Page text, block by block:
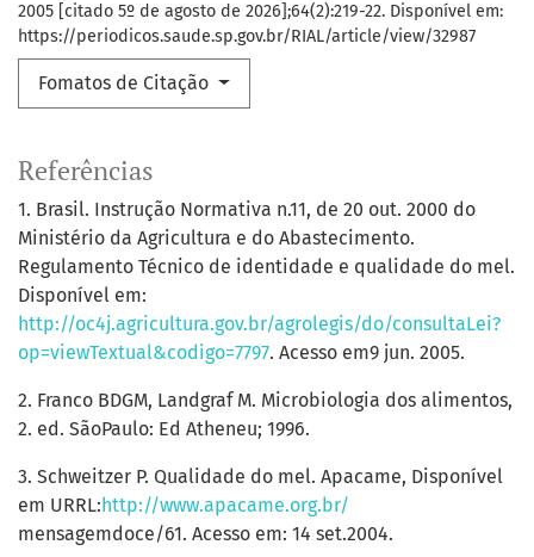
2005 [citado 5º de agosto de 2026];64(2):219-22. Disponível em:
https://periodicos.saude.sp.gov.br/RIAL/article/view/32987
Fomatos de Citação
Referências
1. Brasil. Instrução Normativa n.11, de 20 out. 2000 do
Ministério da Agricultura e do Abastecimento.
Regulamento Técnico de identidade e qualidade do mel.
Disponível em:
http://oc4j.agricultura.gov.br/agrolegis/do/consultaLei?
op=viewTextual&codigo=7797. Acesso em9 jun. 2005.
2. Franco BDGM, Landgraf M. Microbiologia dos alimentos,
2. ed. SãoPaulo: Ed Atheneu; 1996.
3. Schweitzer P. Qualidade do mel. Apacame, Disponível
em URRL: http://www.apacame.org.br/
mensagemdoce/61. Acesso em: 14 set.2004.